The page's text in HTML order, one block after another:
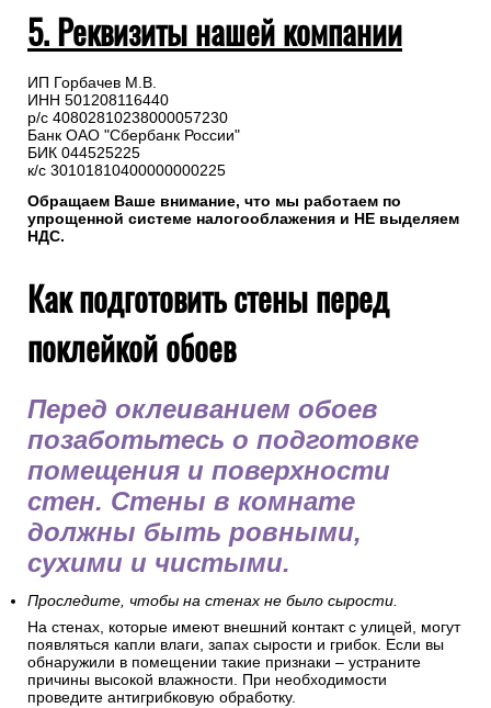
5. Реквизиты нашей компании
ИП Горбачев М.В.
ИНН 501208116440
р/с 40802810238000057230
Банк ОАО "Сбербанк России"
БИК 044525225
к/с 30101810400000000225
Обращаем Ваше внимание, что мы работаем по
упрощенной системе налогооблажения и НЕ выделяем
НДС.
Как подготовить стены перед
поклейкой обоев
Перед оклеиванием обоев
позаботьтесь о подготовке
помещения и поверхности
стен. Стены в комнате
должны быть ровными,
сухими и чистыми.
Проследите, чтобы на стенах не было сырости.
На стенах, которые имеют внешний контакт с улицей, могут
появляться капли влаги, запах сырости и грибок. Если вы
обнаружили в помещении такие признаки – устраните
причины высокой влажности. При необходимости
проведите антигрибковую обработку.